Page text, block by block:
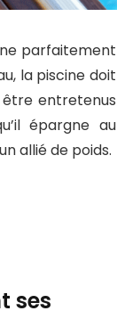
parfaitement
la piscine doit
entretenus
épargne au
allié de poids.
ses